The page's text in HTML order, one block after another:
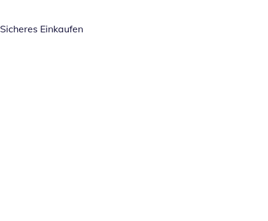
Sicheres Einkaufen